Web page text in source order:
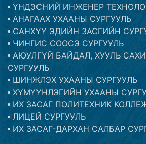
ҮНДЭСНИЙ ИНЖЕНЕР
АНАГААХ УХААНЫ СУРГУУЛЬ
САНХҮҮ ЭДИЙН ЗАСГИЙН
ЧИНГИС СООСЭ СУРГУУЛЬ
АЮУЛГҮЙ БАЙДАЛ, ХУУЛЬ
СУРГУУЛЬ
ШИНЖЛЭХ УХААНЫ СУРГУУЛЬ
ХҮМҮҮНЛЭГИЙН УХААНЫ
ИХ ЗАСАГ ПОЛИТЕХНИК
ЛИЦЕЙ СУРГУУЛЬ
ИХ ЗАСАГ-ДАРХАН САЛБАР